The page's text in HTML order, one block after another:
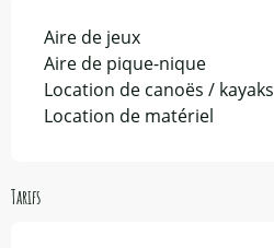
Aire de jeux
Aire de pique-nique
Location de canoës / kayaks
Location de matériel
Tarifs